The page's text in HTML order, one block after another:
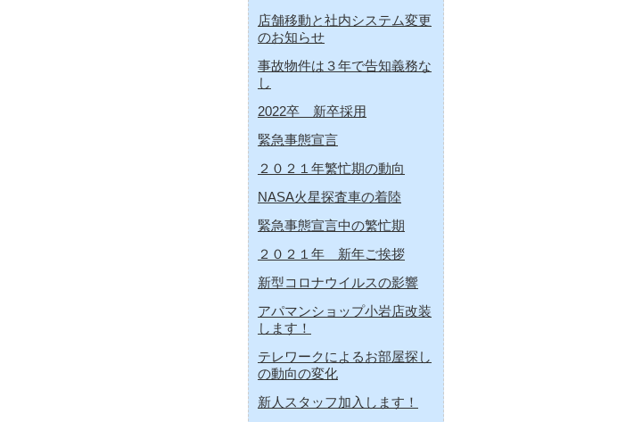
店舗移動と社内システム変更
のお知らせ
事故物件は３年で告知義務な
し
2022卒 新卒採用
緊急事態宣言
２０２１年繁忙期の動向
NASA火星探査車の着陸
緊急事態宣言中の繁忙期
２０２１年 新年ご挨拶
新型コロナウイルスの影響
アパマンショップ小岩店改装
します！
テレワークによるお部屋探し
の動向の変化
新人スタッフ加入します！